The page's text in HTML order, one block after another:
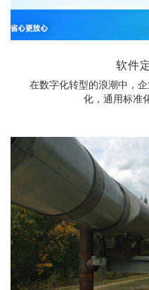
软件
在数字化转型的浪潮中，
化，通用标准